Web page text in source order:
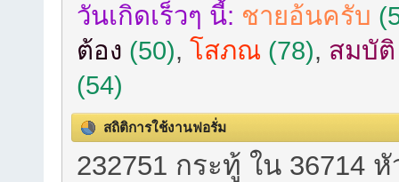
วันเกิดเร็วๆ นี้: ชายอ้นครับ
ต้อง (50), โสภณ (78), สมบัติ
(54)
สถิติการใช้งานฟอรั่ม
232751 กระทู้ ใน 36714